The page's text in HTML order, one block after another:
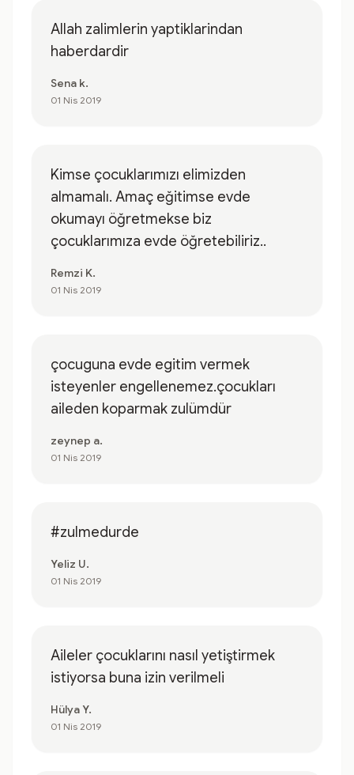
Allah zalimlerin yaptiklarindan
haberdardir
Sena k.
01 Nis 2019
Kimse çocuklarımızı elimizden
almamalı. Amaç eğitimse evde
okumayı öğretmekse biz
çocuklarımıza evde öğretebiliriz..
Remzi K.
01 Nis 2019
çocuguna evde egitim vermek
isteyenler engellenemez.çocukları
aileden koparmak zulümdür
zeynep a.
01 Nis 2019
#zulmedurde
Yeliz U.
01 Nis 2019
Aileler çocuklarını nasıl yetiştirmek
istiyorsa buna izin verilmeli
Hülya Y.
01 Nis 2019